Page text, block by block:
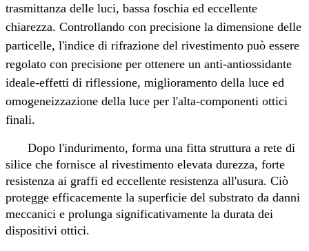
trasmittanza delle luci, bassa foschia ed eccellente
chiarezza. Controllando con precisione la dimensione delle
particelle, l'indice di rifrazione del rivestimento può essere
regolato con precisione per ottenere un anti-antiossidante
ideale‑effetti di riflessione, miglioramento della luce ed
omogeneizzazione della luce per l'alta‑componenti ottici
finali.
Dopo l'indurimento, forma una fitta struttura a rete di
silice che fornisce al rivestimento elevata durezza, forte
resistenza ai graffi ed eccellente resistenza all'usura. Ciò
protegge efficacemente la superficie del substrato da danni
meccanici e prolunga significativamente la durata dei
dispositivi ottici.